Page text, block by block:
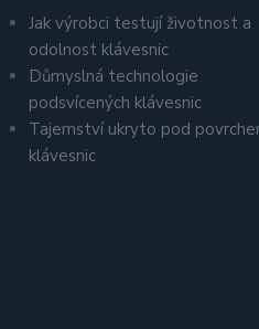
Jak výrobci testují životnost a
odolnost klávesnic
Důmyslná technologie
podsvícených klávesnic
Tajemství ukryto pod
klávesnic